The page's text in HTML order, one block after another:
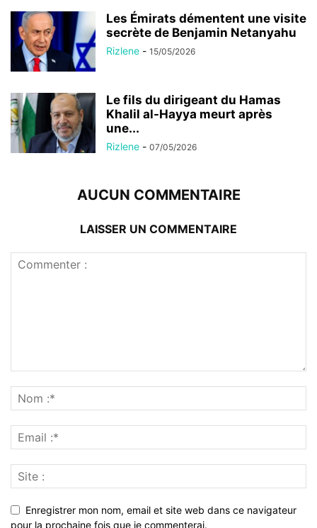
Les Émirats démentent une visite
secrète de Benjamin Netanyahu
Rizlene - 15/05/2026
Le fils du dirigeant du Hamas
Khalil al-Hayya meurt après
une...
Rizlene - 07/05/2026
AUCUN COMMENTAIRE
LAISSER UN COMMENTAIRE
Enregistrer mon nom, email et site web dans ce navigateur
pour la prochaine fois que je commenterai.